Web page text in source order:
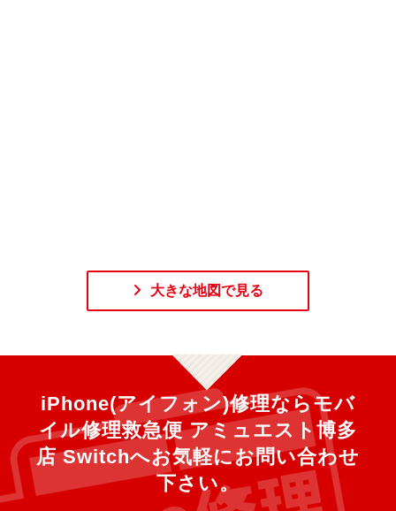
大きな地図で見る
iPhone(アイフォン)修理ならモバ
イル修理救急便 アミュエスト博多
店 Switchへお気軽にお問い合わせ
下さい。